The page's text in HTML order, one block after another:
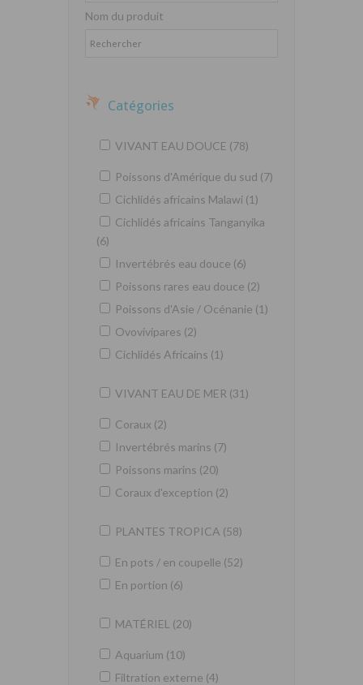
Nom du produit
Catégories
VIVANT EAU DOUCE (78)
Poissons d'Amérique du sud (7)
Cichlidés africains Malawi (1)
Cichlidés africains Tanganyika
(6)
Invertébrés eau douce (6)
Poissons rares eau douce (2)
Poissons d'Asie / Océnanie (1)
Ovovivipares (2)
Cichlidés Africains (1)
VIVANT EAU DE MER (31)
Coraux (2)
Invertébrés marins (7)
Poissons marins (20)
Coraux d'exception (2)
PLANTES TROPICA (58)
En pots / en coupelle (52)
En portion (6)
MATÉRIEL (20)
Aquarium (10)
Filtration externe (4)